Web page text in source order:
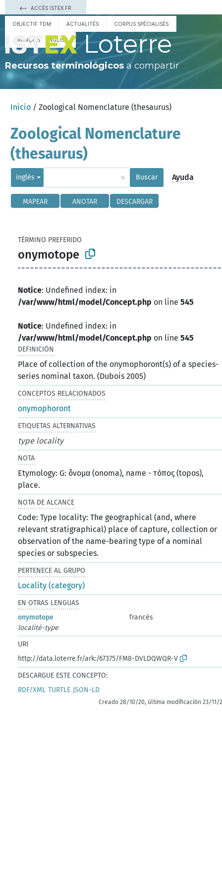
ACCÈS ISTEX.FR
OBJECTIF TDM ACTUALITÉS CORPUS SPÉCIALISÉS
FRANÇAIS ENGLISH Loterre
Recursos terminológicos a compartir
Inicio / Zoological Nomenclature (thesaurus)
Zoological Nomenclature
(thesaurus)
inglés × Buscar Ayuda
MAPEAR ANOTAR DESCARGAR
TÉRMINO PREFERIDO
onymotope
Notice: Undefined index: in
/var/www/html/model/Concept.php on line545
Notice: Undefined index: in
/var/www/html/model/Concept.php on line545
DEFINICIÓN
Place of collection of the onymophoront(s) of a species-
series nominal taxon. (Dubois 2005)
CONCEPTOS RELACIONADOS
onymophoront
ETIQUETAS ALTERNATIVAS
type locality
NOTA
Etymology: G: ὄνομα (onoma), name - τόπος (topos),
place.
NOTA DE ALCANCE
Code: Type locality: The geographical (and, where
relevant stratigraphical) place of capture, collection or
observation of the name-bearing type of a nominal
species or subspecies.
PERTENECE AL GRUPO
Locality (category)
EN OTRAS LENGUAS
onymotope
francés
localité-type
URI
http://data.loterre.fr/ark:/67375/FM8-DVLDQWQR-V
DESCARGUE ESTE CONCEPTO:
RDF/XML TURTLE JSON-LD
Creado 28/10/20, última modificación 23/11/